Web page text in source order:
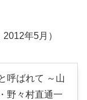
年5月）
呼ばれて ～山
野々村直通一